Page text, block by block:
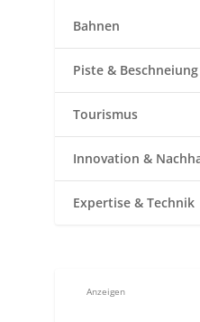
Bahnen
Piste & Beschneiung
Tourismus
Innovation &
Expertise & Technik
Anzeigen